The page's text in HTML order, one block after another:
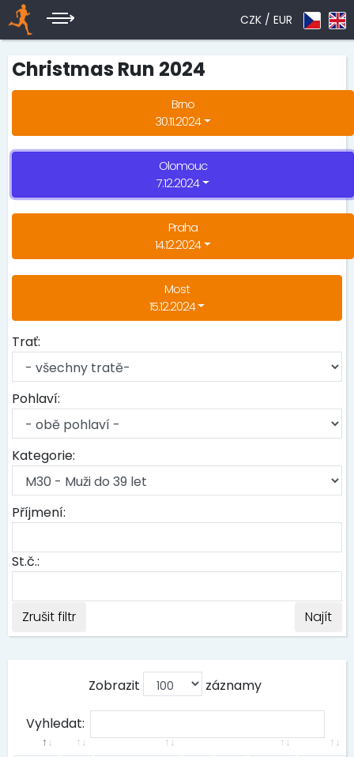
CZK / EUR
Christmas Run 2024
Brno
30.11.2024
Olomouc
7.12.2024
Praha
14.12.2024
Most
15.12.2024
Trať:
Pohlaví:
Kategorie:
Příjmení:
St.č.:
Zrušit filtr Najít
Zobrazit záznamy
Vyhledat: